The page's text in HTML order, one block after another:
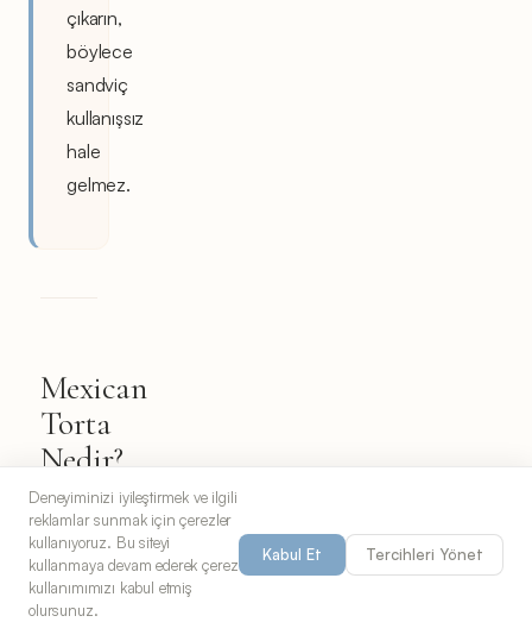
çıkarın,
böylece
sandviç
kullanışsız
hale
gelmez.
Mexican
Torta
Nedir?
Torta,
tipik
olarak
bolillo
Deneyiminizi iyileştirmek ve ilgili
reklamlar sunmak için çerezler
kullanıyoruz. Bu siteyi
kullanmaya devam ederek çerez
kullanımımızı kabul etmiş
olursunuz.
Kabul Et Tercihleri Yönet